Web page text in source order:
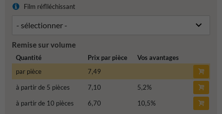
Film réflléchissant
Remise sur volume
Quantité Prix par pièce
Vos avantages
par pièce
7,49
à partir de 5 pièces
7,10 5,2%
à partir de 10 pièces
6,70 10,5%